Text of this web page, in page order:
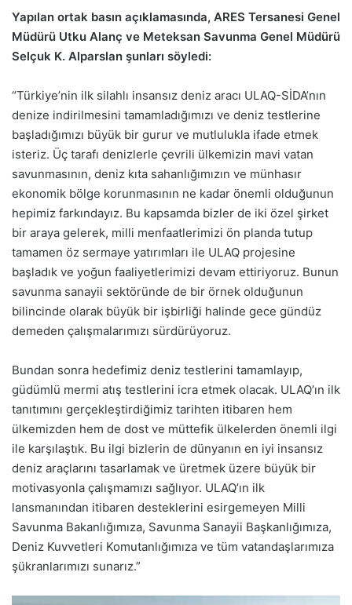
Yapılan ortak basın açıklamasında, ARES Tersanesi Genel
Müdürü Utku Alanç ve Meteksan Savunma Genel Müdürü
Selçuk K. Alparslan şunları söyledi:
“Türkiye’nin ilk silahlı insansız deniz aracı ULAQ-SİDA’nın
denize indirilmesini tamamladığımızı ve deniz testlerine
başladığımızı büyük bir gurur ve mutlulukla ifade etmek
isteriz. Üç tarafı denizlerle çevrili ülkemizin mavi vatan
savunmasının, deniz kıta sahanlığımızın ve münhasır
ekonomik bölge korunmasının ne kadar önemli olduğunun
hepimiz farkındayız. Bu kapsamda bizler de iki özel şirket
bir araya gelerek, milli menfaatlerimizi ön planda tutup
tamamen öz sermaye yatırımları ile ULAQ projesine
başladık ve yoğun faaliyetlerimizi devam ettiriyoruz. Bunun
savunma sanayii sektöründe de bir örnek olduğunun
bilincinde olarak büyük bir işbirliği halinde gece gündüz
demeden çalışmalarımızı sürdürüyoruz.
Bundan sonra hedefimiz deniz testlerini tamamlayıp,
güdümlü mermi atış testlerini icra etmek olacak. ULAQ’ın ilk
tanıtımını gerçekleştirdiğimiz tarihten itibaren hem
ülkemizden hem de dost ve müttefik ülkelerden önemli ilgi
ile karşılaştık. Bu ilgi bizlerin de dünyanın en iyi insansız
deniz araçlarını tasarlamak ve üretmek üzere büyük bir
motivasyonla çalışmamızı sağlıyor. ULAQ’ın ilk
lansmanından itibaren desteklerini esirgemeyen Milli
Savunma Bakanlığımıza, Savunma Sanayii Başkanlığımıza,
Deniz Kuvvetleri Komutanlığımıza ve tüm vatandaşlarımıza
şükranlarımızı sunarız.”